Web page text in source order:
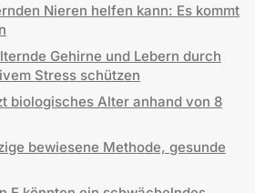
Nieren helfen kann: Es kommt
Gehirne und Lebern durch
Stress schützen
biologisches Alter anhand von 8
bewiesene Methode, gesunde